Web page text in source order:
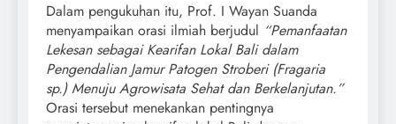
Dalam pengukuhan itu, Prof. I Wayan Suanda
menyampaikan orasi ilmiah berjudul “Pemanfaatan
Lekesan sebagai Kearifan Lokal Bali dalam
Pengendalian Jamur Patogen Stroberi (Fragaria
sp.) Menuju Agrowisata Sehat dan Berkelanjutan.”
Orasi tersebut menekankan pentingnya